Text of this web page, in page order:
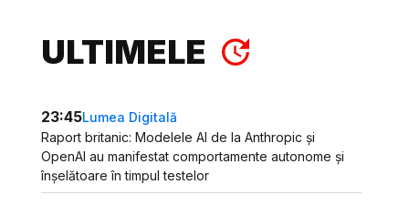
ULTIMELE
23:45Lumea Digitală
Raport britanic: Modelele AI de la Anthropic și
OpenAI au manifestat comportamente autonome și
înșelătoare în timpul testelor